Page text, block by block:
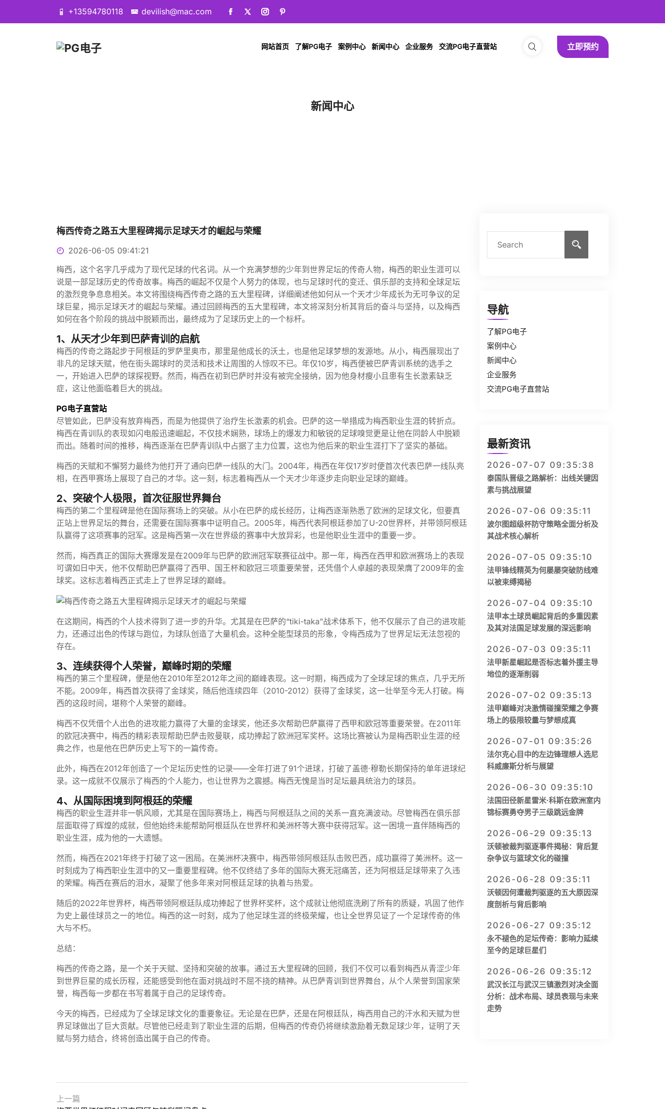
+13594780118 devilish@mac.com
网站首页 了解PG电子 案例中心 新闻中心 企业服务 交流PG电子直营站 立即预约
新闻中心
梅西传奇之路五大里程碑揭示足球天才的崛起与荣耀
2026-06-05 09:41:21
梅西，这个名字几乎成为了现代足球的代名词。从一个充满梦想的少年到世界足坛的传奇人物，梅西的职业生涯可以
说是一部足球历史的传奇故事。梅西的崛起不仅是个人努力的体现，也与足球时代的变迁、俱乐部的支持和全球足坛
的激烈竞争息息相关。本文将围绕梅西传奇之路的五大里程碑，详细阐述他如何从一个天才少年成长为无可争议的足
球巨星，揭示足球天才的崛起与荣耀。通过回顾梅西的五大里程碑，本文将深刻分析其背后的奋斗与坚持，以及梅西
如何在各个阶段的挑战中脱颖而出，最终成为了足球历史上的一个标杆。
1、从天才少年到巴萨青训的启航
梅西的传奇之路起步于阿根廷的罗萨里奥市，那里是他成长的沃土，也是他足球梦想的发源地。从小，梅西展现出了
非凡的足球天赋，他在街头踢球时的灵活和技术让周围的人惊叹不已。年仅10岁，梅西便被巴萨青训系统的选手之
一，开始进入巴萨的球探视野。然而，梅西在初到巴萨时并没有被完全接纳，因为他身材瘦小且患有生长激素缺乏
症，这让他面临着巨大的挑战。
PG电子直营站
尽管如此，巴萨没有放弃梅西，而是为他提供了治疗生长激素的机会。巴萨的这一举措成为梅西职业生涯的转折点。
梅西在青训队的表现如闪电般迅速崛起，不仅技术娴熟，球场上的爆发力和敏锐的足球嗅觉更是让他在同龄人中脱颖
而出。随着时间的推移，梅西逐渐在巴萨青训队中占据了主力位置，这也为他后来的职业生涯打下了坚实的基础。
梅西的天赋和不懈努力最终为他打开了通向巴萨一线队的大门。2004年，梅西在年仅17岁时便首次代表巴萨一线队亮
相，在西甲赛场上展现了自己的才华。这一刻，标志着梅西从一个天才少年逐步走向职业足球的巅峰。
2、突破个人极限，首次征服世界舞台
梅西的第二个里程碑是他在国际赛场上的突破。从小在巴萨的成长经历，让梅西逐渐熟悉了欧洲的足球文化，但要真
正站上世界足坛的舞台，还需要在国际赛事中证明自己。2005年，梅西代表阿根廷参加了U-20世界杯，并带领阿根廷
队赢得了这项赛事的冠军。这是梅西第一次在世界级的赛事中大放异彩，也是他职业生涯中的重要一步。
然而，梅西真正的国际大赛爆发是在2009年与巴萨的欧洲冠军联赛征战中。那一年，梅西在西甲和欧洲赛场上的表现
可谓如日中天，他不仅帮助巴萨赢得了西甲、国王杯和欧冠三项重要荣誉，还凭借个人卓越的表现荣膺了2009年的金
球奖。这标志着梅西正式走上了世界足球的巅峰。
在这期间，梅西的个人技术得到了进一步的升华。尤其是在巴萨的“tiki-taka”战术体系下，他不仅展示了自己的进攻能
力，还通过出色的传球与跑位，为球队创造了大量机会。这种全能型球员的形象，令梅西成为了世界足坛无法忽视的
存在。
3、连续获得个人荣誉，巅峰时期的荣耀
梅西的第三个里程碑，便是他在2010年至2012年之间的巅峰表现。这一时期，梅西成为了全球足球的焦点，几乎无所
不能。2009年，梅西首次获得了金球奖，随后他连续四年（2010-2012）获得了金球奖，这一壮举至今无人打破。梅
西的这段时间，堪称个人荣誉的巅峰。
梅西不仅凭借个人出色的进攻能力赢得了大量的金球奖，他还多次帮助巴萨赢得了西甲和欧冠等重要荣誉。在2011年
的欧冠决赛中，梅西的精彩表现帮助巴萨击败曼联，成功捧起了欧洲冠军奖杯。这场比赛被认为是梅西职业生涯的经
典之作，也是他在巴萨历史上写下的一篇传奇。
此外，梅西在2012年创造了一个足坛历史性的记录——全年打进了91个进球，打破了盖德·穆勒长期保持的单年进球纪
录。这一成就不仅展示了梅西的个人能力，也让世界为之震撼。梅西无愧是当时足坛最具统治力的球员。
4、从国际困境到阿根廷的荣耀
梅西的职业生涯并非一帆风顺，尤其是在国际赛场上，梅西与阿根廷队之间的关系一直充满波动。尽管梅西在俱乐部
层面取得了辉煌的成就，但他始终未能帮助阿根廷队在世界杯和美洲杯等大赛中获得冠军。这一困境一直伴随梅西的
职业生涯，成为他的一大遗憾。
然而，梅西在2021年终于打破了这一困局。在美洲杯决赛中，梅西带领阿根廷队击败巴西，成功赢得了美洲杯。这一
时刻成为了梅西职业生涯中的又一重要里程碑。他不仅终结了多年的国际大赛无冠痛苦，还为阿根廷足球带来了久违
的荣耀。梅西在赛后的泪水，凝聚了他多年来对阿根廷足球的执着与热爱。
随后的2022年世界杯，梅西带领阿根廷队成功捧起了世界杯奖杯，这个成就让他彻底洗刷了所有的质疑，巩固了他作
为史上最佳球员之一的地位。梅西的这一时刻，成为了他足球生涯的终极荣耀，也让全世界见证了一个足球传奇的伟
大与不朽。
总结：
梅西的传奇之路，是一个关于天赋、坚持和突破的故事。通过五大里程碑的回顾，我们不仅可以看到梅西从青涩少年
到世界巨星的成长历程，还能感受到他在面对挑战时不屈不挠的精神。从巴萨青训到世界舞台，从个人荣誉到国家荣
誉，梅西每一步都在书写着属于自己的足球传奇。
今天的梅西，已经成为了全球足球文化的重要象征。无论是在巴萨，还是在阿根廷队，梅西用自己的汗水和天赋为世
界足球做出了巨大贡献。尽管他已经走到了职业生涯的后期，但梅西的传奇仍将继续激励着无数足球少年，证明了天
赋与努力结合，终将创造出属于自己的传奇。
上一篇
导航
了解PG电子
案例中心
新闻中心
企业服务
交流PG电子直营站
最新资讯
2026-07-07 09:35:38
泰国队晋级之路解析：出线关键因
素与挑战展望
2026-07-06 09:35:11
波尔图超级杯防守策略全面分析及
其战术核心解析
2026-07-05 09:35:10
法甲锋线精英为何屡屡突破防线难
以被束缚揭秘
2026-07-04 09:35:10
法甲本土球员崛起背后的多重因素
及其对法国足球发展的深远影响
2026-07-03 09:35:11
法甲新星崛起是否标志着外援主导
地位的逐渐削弱
2026-07-02 09:35:13
法甲巅峰对决激情碰撞荣耀之争赛
场上的极限较量与梦想成真
2026-07-01 09:35:26
法尔克心目中的左边锋理想人选尼
科威廉斯分析与展望
2026-06-30 09:35:10
法国田径新星雷米·科斯在欧洲室内
锦标赛勇夺男子三级跳远金牌
2026-06-29 09:35:13
沃顿被裁判驱逐事件揭秘：背后复
杂争议与篮球文化的碰撞
2026-06-28 09:35:11
沃顿因何遭裁判驱逐的五大原因深
度剖析与背后影响
2026-06-27 09:35:12
永不褪色的足坛传奇：影响力延续
至今的足球巨星们
2026-06-26 09:35:12
武汉长江与武汉三镇激烈对决全面
分析：战术布局、球员表现与未来
走势